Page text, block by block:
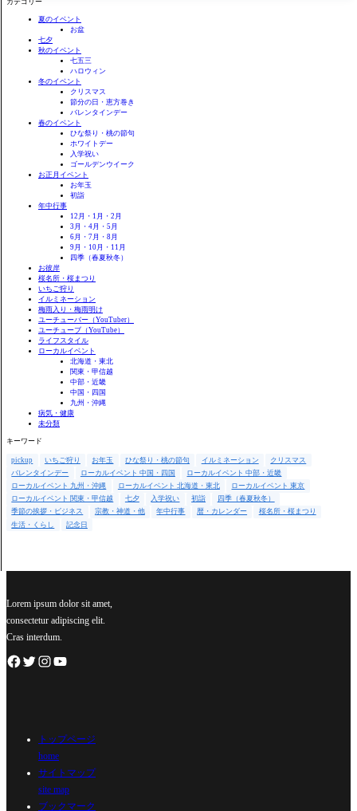
夏のイベント
お盆
七夕
秋のイベント
七五三
ハロウィン
冬のイベント
クリスマス
節分の日・恵方巻き
バレンタインデー
春のイベント
ひな祭り・桃の節句
ホワイトデー
入学祝い
ゴールデンウイーク
お正月イベント
お年玉
初詣
年中行事
12月・1月・2月
3月・4月・5月
6月・7月・8月
9月・10月・11月
四季（春夏秋冬）
お彼岸
桜名所・桜まつり
いちご狩り
イルミネーション
梅雨入り・梅雨明け
ユーチューバー（YouTuber）
ユーチューブ（YouTube）
ライフスタイル
ローカルイベント
北海道・東北
関東・甲信越
中部・近畿
中国・四国
九州・沖縄
病気・健康
未分類
キーワード
pickup いちご狩り お年玉 ひな祭り・桃の節句 イルミネーション
クリスマス
バレンタインデー
ローカルイベント 中国・四国
ローカルイベント 中部・近畿
ローカルイベント 九州・沖縄
ローカルイベント 北海道・東北
ローカルイベント 東京
ローカルイベント 関東・甲信越
七夕 入学祝い 初詣
四季（春夏秋冬）
季節の挨拶・ビジネス
宗教・神道・他 年中行事 暦・カレンダー
桜名所・桜まつり
生活・くらし
記念日
Lorem ipsum dolor sit amet,
consectetur adipiscing elit.
Cras interdum.
トップページ
home
サイトマップ
site map
ブックマーク